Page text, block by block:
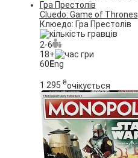
Cluedo: Game of Thrones
Клюедо: Гра Престолів
2-6
18+
60 Eng
1 295 ₴очікується